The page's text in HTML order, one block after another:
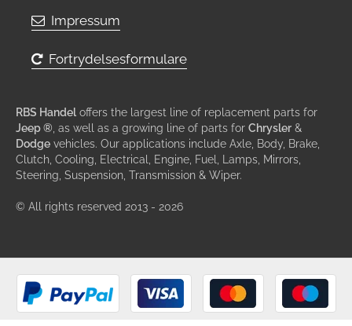
Impressum
Fortrydelsesformulare
RBS Handel offers the largest line of replacement parts for
Jeep ® , as well as a growing line of parts for Chrysler &
Dodge vehicles. Our applications include Axle, Body, Brake,
Clutch, Cooling, Electrical, Engine, Fuel, Lamps, Mirrors,
Steering, Suspension, Transmission & Wiper.
© All rights reserved 2013 - 2026